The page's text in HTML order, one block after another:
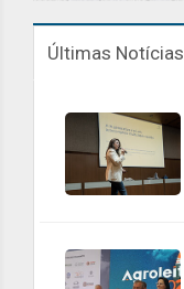
Últimas Notícias